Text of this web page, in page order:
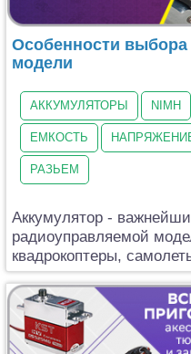
Особенности выбора
модели
АККУМУЛЯТОРЫ NIMH
ЕМКОСТЬ
РАЗЬЕМ
Аккумулятор -
радиоуправляемой
квадрокоптеры,